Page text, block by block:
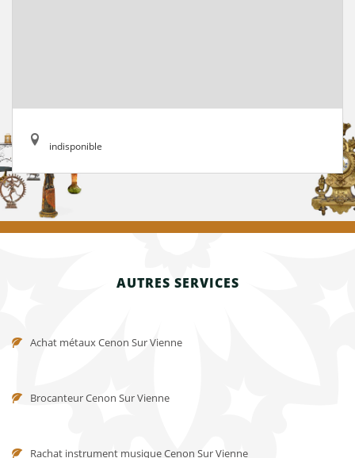
indisponible
AUTRES SERVICES
Achat métaux Cenon Sur Vienne
Brocanteur Cenon Sur Vienne
Rachat instrument musique Cenon Sur Vienne